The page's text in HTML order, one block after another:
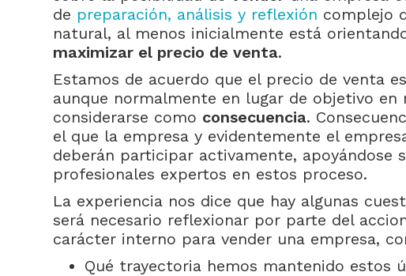
de preparación, análisis y reflexión complejo
natural, al menos inicialmente está
maximizar el precio de venta.
Estamos de acuerdo que el precio de venta
aunque normalmente en lugar de objetivo en
considerarse como consecuencia.
el que la empresa y evidentemente el
deberán participar activamente, apoyándose
profesionales expertos en estos proceso.
La experiencia nos dice que hay algunas
será necesario reflexionar por parte del
carácter interno para vender una empresa,
Qué trayectoria hemos mantenido estos